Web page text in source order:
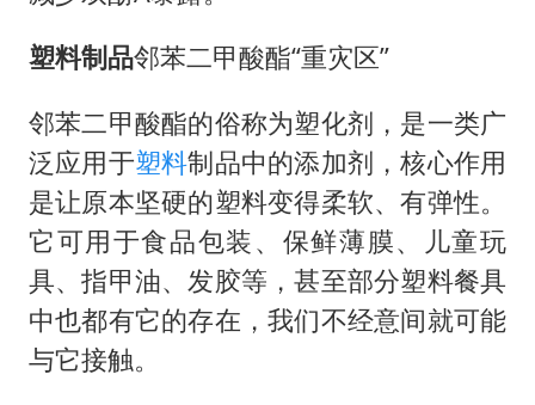
塑料制品邻苯二甲酸酯“重灾区”
邻苯二甲酸酯的俗称为塑化剂，是一类广
泛应用于塑料制品中的添加剂，核心作用
是让原本坚硬的塑料变得柔软、有弹性。
它可用于食品包装、保鲜薄膜、儿童玩
具、指甲油、发胶等，甚至部分塑料餐具
中也都有它的存在，我们不经意间就可能
与它接触。